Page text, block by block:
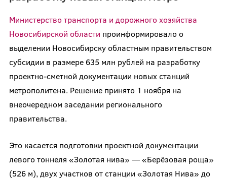
Министерство транспорта и дорожного хозяйства
Новосибирской области проинформировало о
выделении Новосибирску областным правительством
субсидии в размере 635 млн рублей на разработку
проектно-сметной документации новых станций
метрополитена. Решение принято 1 ноября на
внеочередном заседании регионального
правительства.
Это касается подготовки проектной документации
левого тоннеля «Золотая нива» — «Берёзовая роща»
(526 м), двух участков от станции «Золотая Нива» до